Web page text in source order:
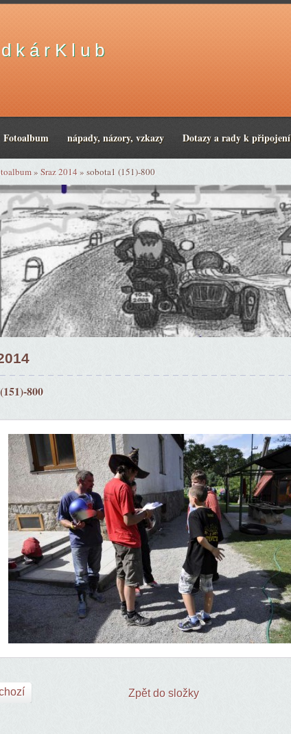
k á r K l u b
Fotoalbum nápady, názory, vzkazy Dotazy a rady k připojení
» Sraz 2014» sobota1 (151)-800
800
Zpět do složky